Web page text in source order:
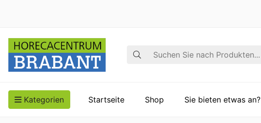
Suche
Kategorien Startseite Shop Sie bieten etwas an?